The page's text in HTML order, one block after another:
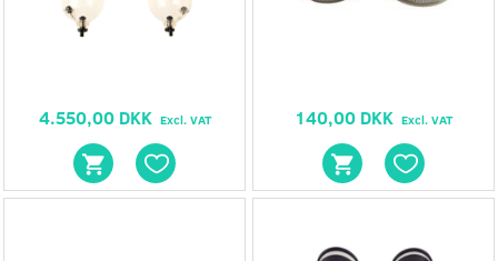
4.550,00 DKK Excl. VAT 140,00 DKK Excl. VAT